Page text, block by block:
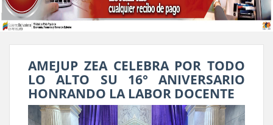
AMEJUP ZEA CELEBRA POR TODO
LO ALTO SU 16° ANIVERSARIO
HONRANDO LA LABOR DOCENTE